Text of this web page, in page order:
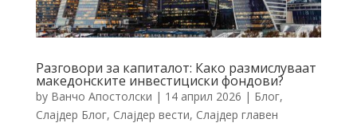
Разговори за капиталот: Како размислуваат
македонските инвестициски фондови?
by Ванчо Апостолски | 14 април 2026 | Блог,
Слајдер Блог, Слајдер вести, Слајдер главен